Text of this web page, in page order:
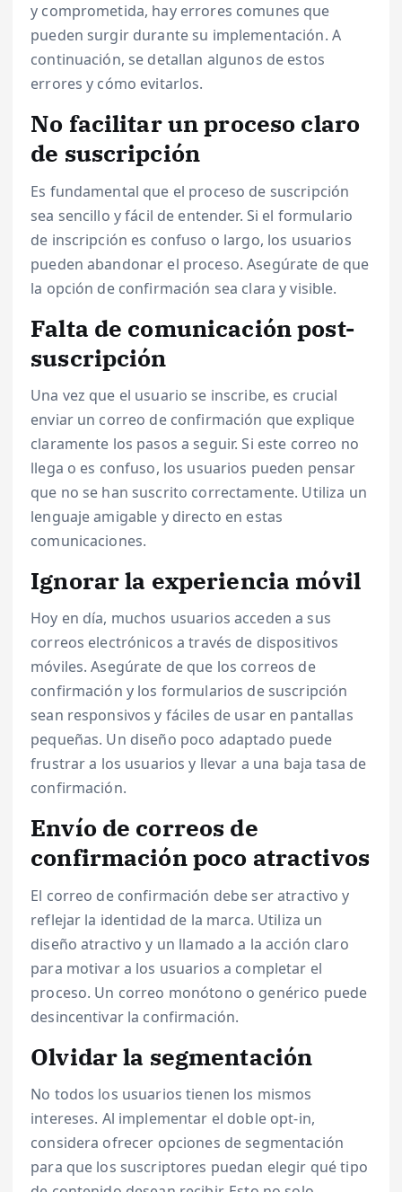
y comprometida, hay errores comunes que
pueden surgir durante su implementación. A
continuación, se detallan algunos de estos
errores y cómo evitarlos.
No facilitar un proceso claro
de suscripción
Es fundamental que el proceso de suscripción
sea sencillo y fácil de entender. Si el formulario
de inscripción es confuso o largo, los usuarios
pueden abandonar el proceso. Asegúrate de que
la opción de confirmación sea clara y visible.
Falta de comunicación post-
suscripción
Una vez que el usuario se inscribe, es crucial
enviar un correo de confirmación que explique
claramente los pasos a seguir. Si este correo no
llega o es confuso, los usuarios pueden pensar
que no se han suscrito correctamente. Utiliza un
lenguaje amigable y directo en estas
comunicaciones.
Ignorar la experiencia móvil
Hoy en día, muchos usuarios acceden a sus
correos electrónicos a través de dispositivos
móviles. Asegúrate de que los correos de
confirmación y los formularios de suscripción
sean responsivos y fáciles de usar en pantallas
pequeñas. Un diseño poco adaptado puede
frustrar a los usuarios y llevar a una baja tasa de
confirmación.
Envío de correos de
confirmación poco atractivos
El correo de confirmación debe ser atractivo y
reflejar la identidad de la marca. Utiliza un
diseño atractivo y un llamado a la acción claro
para motivar a los usuarios a completar el
proceso. Un correo monótono o genérico puede
desincentivar la confirmación.
Olvidar la segmentación
No todos los usuarios tienen los mismos
intereses. Al implementar el doble opt-in,
considera ofrecer opciones de segmentación
para que los suscriptores puedan elegir qué tipo